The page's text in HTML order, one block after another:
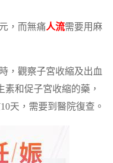
，而無痛人流需要用麻
，觀察子宮收縮及出血
和促子宮收縮的藥，
天，需要到醫院復查。